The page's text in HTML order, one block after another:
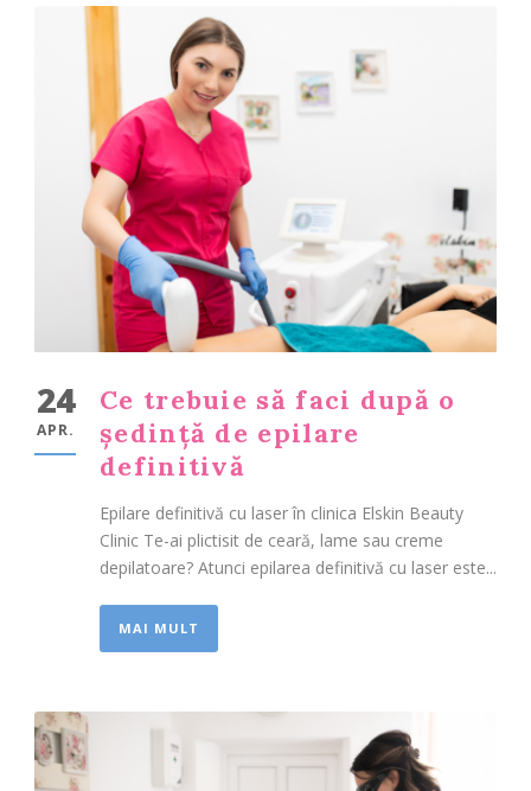
24
APR.
Ce trebuie să faci după o
ședință de epilare
definitivă
Epilare definitivă cu laser în clinica Elskin Beauty
Clinic Te-ai plictisit de ceară, lame sau creme
depilatoare? Atunci epilarea definitivă cu laser este...
MAI MULT